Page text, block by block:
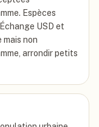
Espèces
USD et
mais non
arrondir petits